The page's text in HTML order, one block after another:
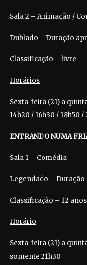
Sala 2 – Animação /
Dublado – Duração
Classificação – livre
Horários
Sexta-feira (21) a
14h20 / 16h30 / 18h50 /
ENTRANDO NUMA
Sala 1 – Comédia
Legendado – Duração
Classificação – 12 anos
Horário
Sexta-feira (21) a
somente 21h30